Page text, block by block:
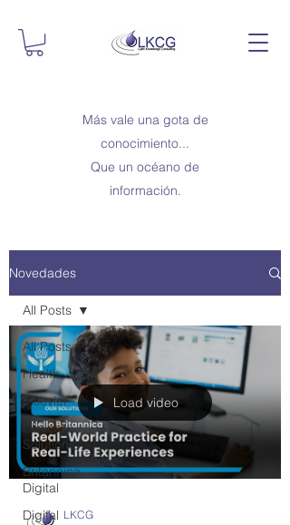
Más vale una gota de
conocimiento...
Que un océano de
información.
Novedades
All Posts
Health
Elsevier
Clinical
Solutions
Britannica
Digital
Digital
All Posts
Load video
LKCG